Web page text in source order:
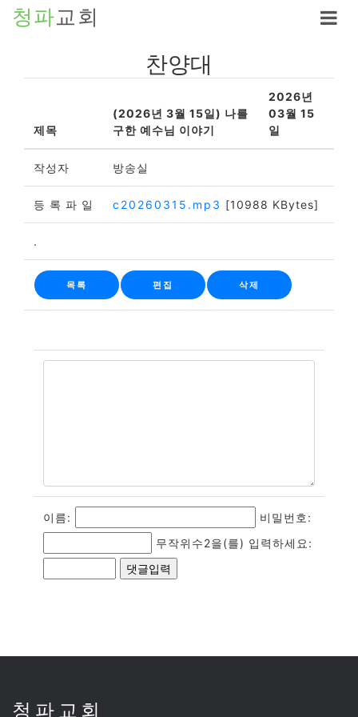
청파교회
찬양대
제목
(2026년 3월 15일) 나를
구한 예수님 이야기
2026년
03월 15
일
작성자 방송실
등 록 파 일 c20260315.mp3 [10988 KBytes]
.
목록 편집 삭제
이름:
비밀번호:
무작위수2을(를) 입력하세요:
청파교회